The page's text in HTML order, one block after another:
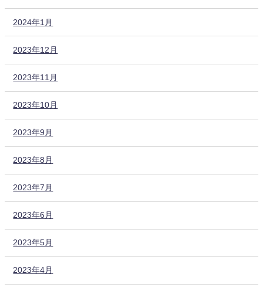
2024年1月
2023年12月
2023年11月
2023年10月
2023年9月
2023年8月
2023年7月
2023年6月
2023年5月
2023年4月